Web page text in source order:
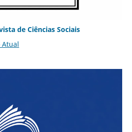
de Ciências Sociais
Atual